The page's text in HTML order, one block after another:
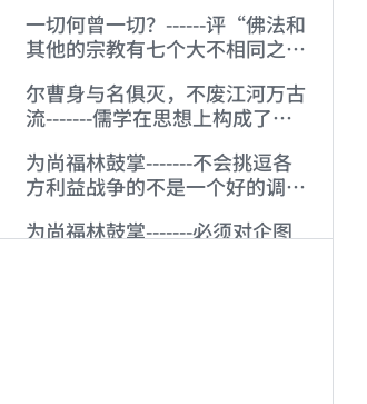
一切何曾一切？------评“佛法和
其他的宗教有七个大不相同之
尔曹身与名俱灭，不废江河万古
流-------儒学在思想上构成了真
为尚福林鼓掌-------不会挑逗各
方利益战争的不是一个好的调控
为尚福林鼓掌-------必须对企图